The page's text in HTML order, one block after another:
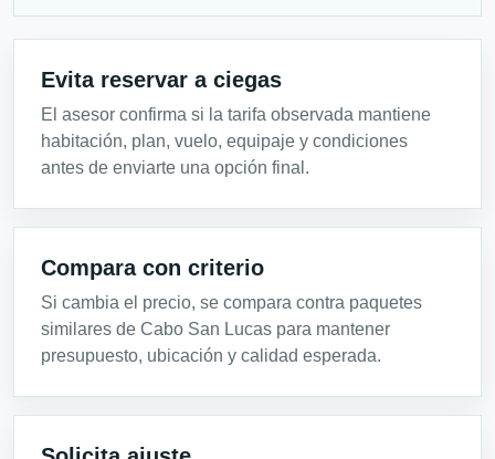
Evita reservar a ciegas
El asesor confirma si la tarifa observada mantiene
habitación, plan, vuelo, equipaje y condiciones
antes de enviarte una opción final.
Compara con criterio
Si cambia el precio, se compara contra paquetes
similares de Cabo San Lucas para mantener
presupuesto, ubicación y calidad esperada.